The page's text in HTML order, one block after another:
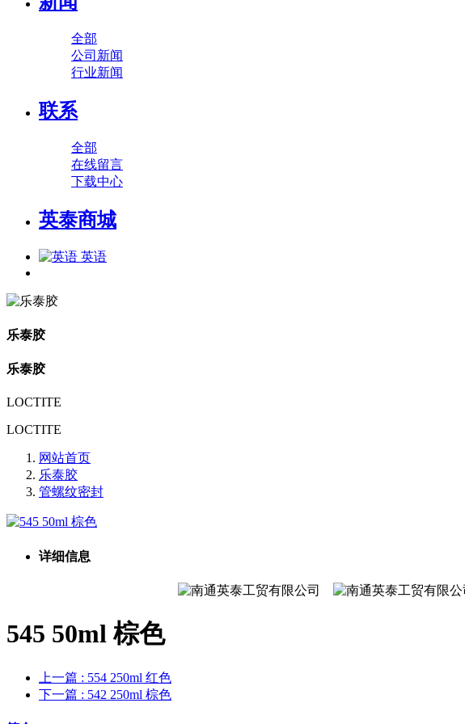
全部
公司新闻
行业新闻
联系
全部
在线留言
下载中心
英泰商城
英语
乐泰胶
乐泰胶
LOCTITE
LOCTITE
网站首页
乐泰胶
管螺纹密封
详细信息
545 50ml 棕色
上一篇 : 554 250ml 红色
下一篇 : 542 250ml 棕色